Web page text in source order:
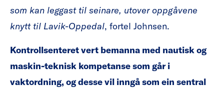
som kan leggast til seinare, utover oppgåvene
knytt til Lavik-Oppedal, fortel Johnsen.
Kontrollsenteret vert bemanna med nautisk og
maskin-teknisk kompetanse som går i
vaktordning, og desse vil inngå som ein sentral